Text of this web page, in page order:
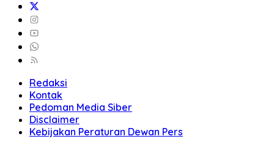
Redaksi
Kontak
Pedoman Media Siber
Disclaimer
Kebijakan Peraturan Dewan Pers